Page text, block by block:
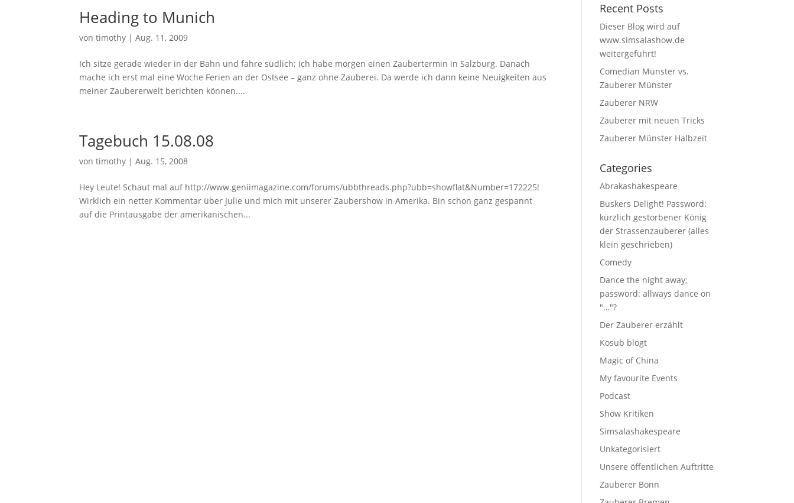
Heading to Munich
vontimothy |Aug. 11, 2009
Ich sitze gerade wieder in der Bahn und fahre südlich; ich habe morgen einen Zaubertermin in Salzburg. Danach
mache ich erst mal eine Woche Ferien an der Ostsee – ganz ohne Zauberei. Da werde ich dann keine Neuigkeiten aus
meiner Zaubererwelt berichten können....
Tagebuch 15.08.08
vontimothy |Aug. 15, 2008
Hey Leute! Schaut mal auf http://www.geniimagazine.com/forums/ubbthreads.php?ubb=showflat&Number=172225!
Wirklich ein netter Kommentar über Julie und mich mit unserer Zaubershow in Amerika. Bin schon ganz gespannt
auf die Printausgabe der amerikanischen...
Recent Posts
Dieser Blog wird auf
www.simsalashow.de
weitergeführt!
Comedian Münster vs.
Zauberer Münster
Zauberer NRW
Zauberer mit neuen Tricks
Zauberer Münster Halbzeit
Categories
Abrakashakespeare
Buskers Delight! Password:
kürzlich gestorbener König
der Strassenzauberer (alles
klein geschrieben)
Comedy
Dance the night away;
password: allways dance on
"…"?
Der Zauberer erzählt
Kosub blogt
Magic of China
My favourite Events
Podcast
Show Kritiken
Simsalashakespeare
Unkategorisiert
Unsere öffentlichen Auftritte
Zauberer Bonn